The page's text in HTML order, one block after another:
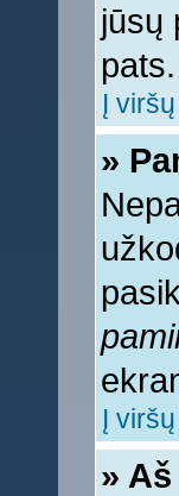
jūsų
Į viršų
»
Į viršų
»